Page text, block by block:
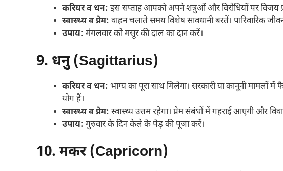
करियर व धन: इस सप्ताह आपको अपने शत्रुओं और विरोधियों पर विजय
स्वास्थ्य व प्रेम: वाहन चलाते समय विशेष सावधानी बरतें। पारिवारिक
उपाय: मंगलवार को मसूर की दाल का दान करें।
9. धनु (Sagittarius)
करियर व धन: भाग्य का पूरा साथ मिलेगा। सरकारी या कानूनी
योग हैं।
स्वास्थ्य व प्रेम: स्वास्थ्य उत्तम रहेगा। प्रेम संबंधों में गहराई आएगी और
उपाय: गुरुवार के दिन केले के पेड़ की पूजा करें।
10. मकर (Capricorn)